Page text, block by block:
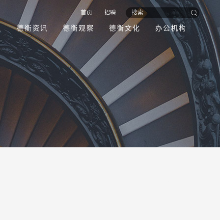
首页 招聘
德衡资讯 德衡观察 德衡文化 办公机构